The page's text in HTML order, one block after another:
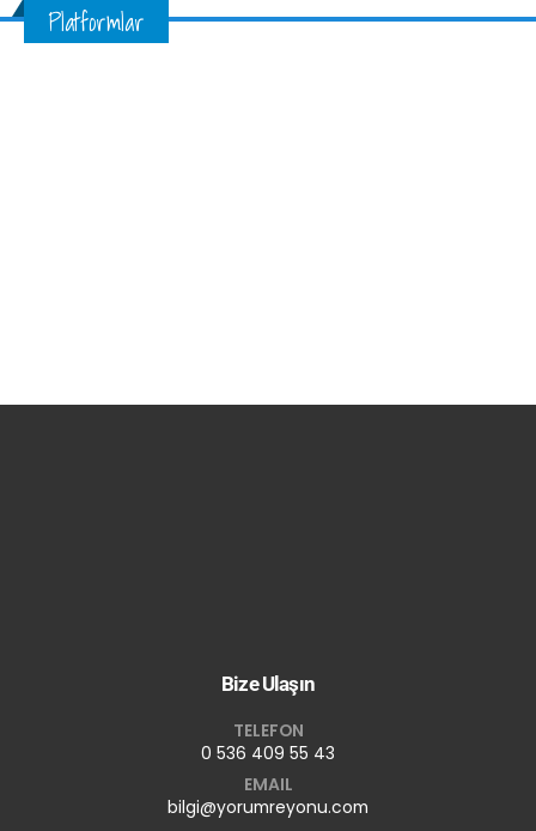
Platformlar
Bize Ulaşın
TELEFON
0 536 409 55 43
EMAIL
bilgi@yorumreyonu.com